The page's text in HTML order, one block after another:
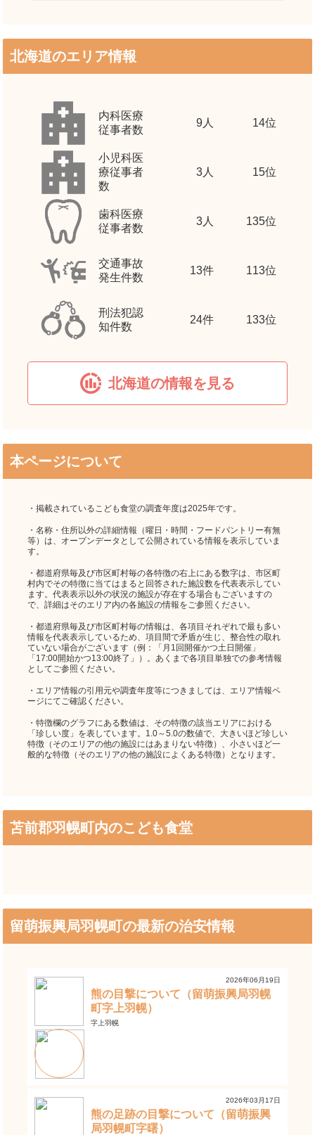
北海道のエリア情報
内科医療
従事者数
9人 14位
小児科医
療従事者
数
3人 15位
歯科医療
従事者数
3人 135位
交通事故
発生件数
13件 113位
刑法犯認
知件数
24件 133位
北海道の情報を見る
本ページについて
・掲載されているこども食堂の調査年度は2025年です。
・名称・住所以外の詳細情報（曜日・時間・フードパントリー有無
等）は、オープンデータとして公開されている情報を表示していま
す。
・都道府県毎及び市区町村毎の各特徴の右上にある数字は、市区町
村内でその特徴に当てはまると回答された施設数を代表表示してい
ます。代表表示以外の状況の施設が存在する場合もございますの
で、詳細はそのエリア内の各施設の情報をご参照ください。
・都道府県毎及び市区町村毎の情報は、各項目それぞれで最も多い
情報を代表表示しているため、項目間で矛盾が生じ、整合性の取れ
ていない場合がございます（例：「月1回開催かつ土日開催」
「17:00開始かつ13:00終了」）。あくまで各項目単独での参考情報
としてご参照ください。
・エリア情報の引用元や調査年度等につきましては、エリア情報ペ
ージにてご確認ください。
・特徴欄のグラフにある数値は、その特徴の該当エリアにおける
「珍しい度」を表しています。1.0～5.0の数値で、大きいほど珍しい
特徴（そのエリアの他の施設にはあまりない特徴）、小さいほど一
般的な特徴（そのエリアの他の施設によくある特徴）となります。
苫前郡羽幌町内のこども食堂
留萌振興局羽幌町の最新の治安情報
2026年06月19日
熊の目撃について（留萌振興局羽幌
町字上羽幌）
字上羽幌
2026年03月17日
熊の足跡の目撃について（留萌振興
局羽幌町字曙）